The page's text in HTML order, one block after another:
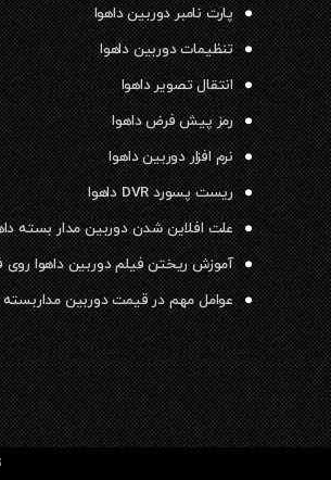
پارت نامبر دوربین داهوا
تنظیمات دوربین داهوا
انتقال تصویر داهوا
رمز پیش فرض داهوا
نرم افزار دوربین داهوا
ریست پسورد DVR داهوا
علت افلاین شدن دوربین مدار بسته
آموزش ریختن فیلم دوربین داهوا
عوامل مهم در قیمت دوربین مداربسته